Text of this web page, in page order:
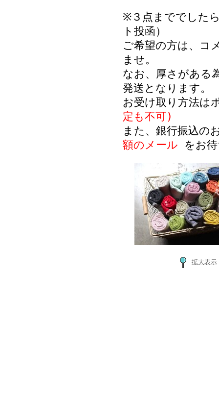
※３点まででした
ト投函）
ご希望の方は、コ
ませ。
なお、厚さがある
発送となります。
お受け取り方法は
定も不可)
また、銀行振込の
額のメール をお
拡大表示